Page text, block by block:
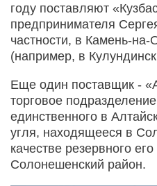
году поставляют
предпринимателя
частности, в Камень-на-
(например, в
Еще один поставщик -
торговое
единственного в
угля, находящееся в
качестве резервного
Солонешенский район.